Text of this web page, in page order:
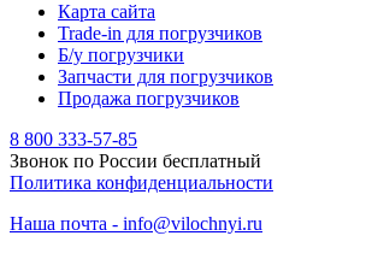
Карта сайта
Trade-in для погрузчиков
Б/у погрузчики
Запчасти для погрузчиков
Продажа погрузчиков
8 800 333-57-85
Звонок по России бесплатный
Политика конфиденциальности
Наша почта - info@vilochnyi.ru